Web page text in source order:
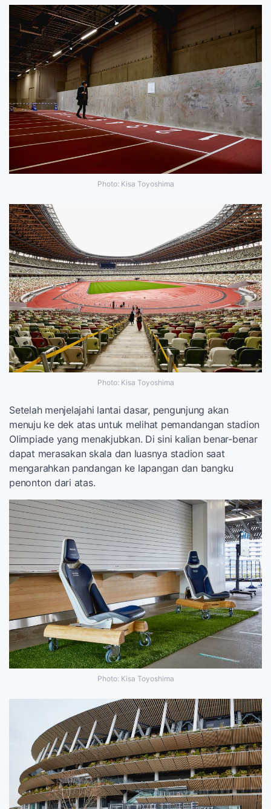
Photo: Kisa Toyoshima
Photo: Kisa Toyoshima
Setelah menjelajahi lantai dasar, pengunjung akan
menuju ke dek atas untuk melihat pemandangan stadion
Olimpiade yang menakjubkan. Di sini kalian benar-benar
dapat merasakan skala dan luasnya stadion saat
mengarahkan pandangan ke lapangan dan bangku
penonton dari atas.
Photo: Kisa Toyoshima